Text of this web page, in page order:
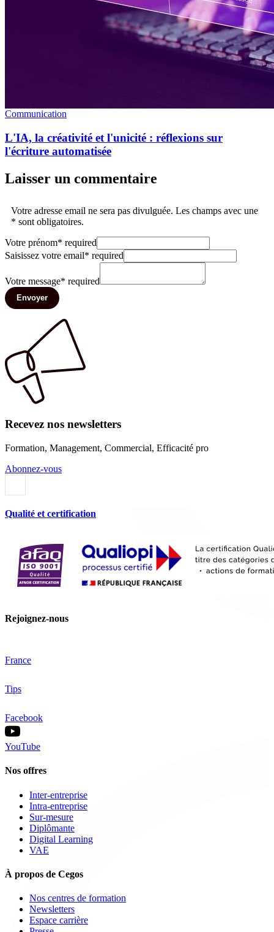
Communication
L'IA, la créativité et l'unicité : réflexions sur
l'écriture automatisée
Laisser un commentaire
Votre adresse email ne sera pas divulguée. Les champs avec une
* sont obligatoires.
Votre prénom* required
Saisissez votre email* required
Votre message* required
Envoyer
Recevez nos newsletters
Formation, Management, Commercial, Efficacité pro
Abonnez-vous
Qualité et certification
Rejoignez-nous
France
Tips
Facebook
YouTube
Nos offres
Inter-entreprise
Intra-entreprise
Sur-mesure
Diplômante
Digital Learning
VAE
À propos de Cegos
Nos centres de formation
Newsletters
Espace carrière